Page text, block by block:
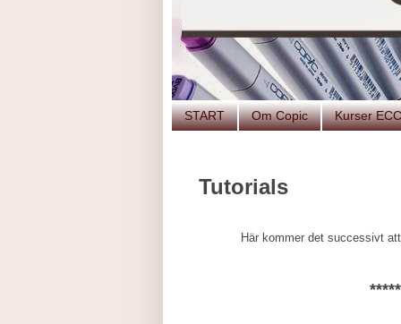
START Om Copic Kurser
Tutorials
Här kommer det successivt